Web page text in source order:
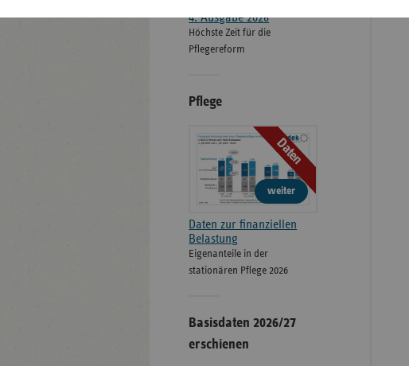
4. Ausgabe 2026
Höchste Zeit für die
Pflegereform
Pflege
Daten
weiter
Daten zur finanziellen
Belastung
Eigenanteile in der
stationären Pflege 2026
Basisdaten 2026/27
erschienen